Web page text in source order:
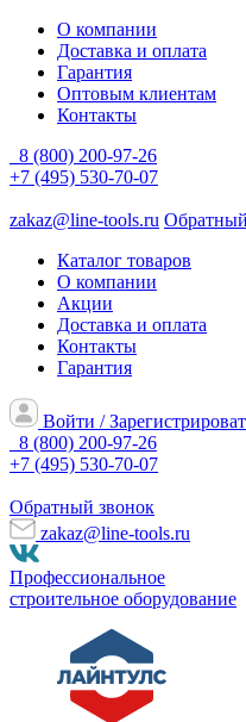
О компании
Доставка и оплата
Гарантия
Оптовым клиентам
Контакты
8 (800) 200-97-26
+7 (495) 530-70-07
zakaz@line-tools.ru
Каталог товаров
О компании
Акции
Доставка и оплата
Контакты
Гарантия
Войти /
8 (800) 200-97-26
+7 (495) 530-70-07
Обратный звонок
zakaz@line-tools.ru
Профессиональное
строительное оборудование